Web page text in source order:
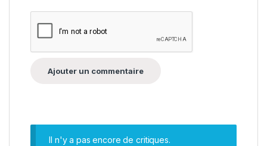
Il n'y a pas encore de critiques.